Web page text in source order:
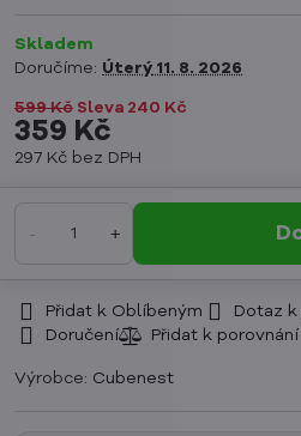
Skladem
Doručíme: Úterý 11. 8. 2026
599 Kč Sleva 240 Kč
359 Kč
297 Kč bez DPH
Přidat k Oblíbeným Dotaz
Doručení
Výrobce: Cubenest